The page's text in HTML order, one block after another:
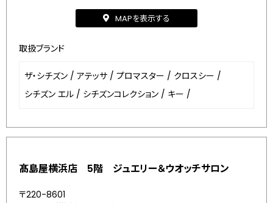
MAPを表示する
取扱ブランド
ザ・シチズン / アテッサ / プロマスター / クロスシー /
シチズン エル / シチズンコレクション / キー /
髙島屋横浜店 5階 ジュエリー＆ウオッチサロン
〒220-8601